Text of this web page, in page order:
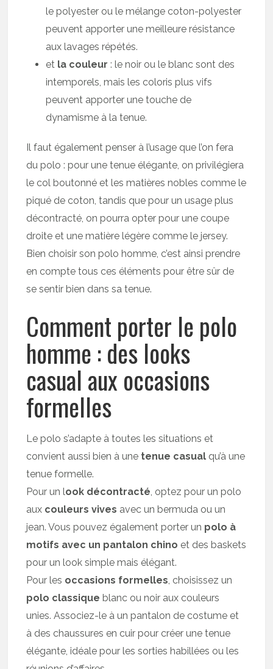
le polyester ou le mélange coton-polyester
peuvent apporter une meilleure résistance
aux lavages répétés.
et la couleur : le noir ou le blanc sont des
intemporels, mais les coloris plus vifs
peuvent apporter une touche de
dynamisme à la tenue.
Il faut également penser à l’usage que l’on fera
du polo : pour une tenue élégante, on privilégiera
le col boutonné et les matières nobles comme le
piqué de coton, tandis que pour un usage plus
décontracté, on pourra opter pour une coupe
droite et une matière légère comme le jersey.
Bien choisir son polo homme, c’est ainsi prendre
en compte tous ces éléments pour être sûr de
se sentir bien dans sa tenue.
Comment porter le polo
homme : des looks
casual aux occasions
formelles
Le polo s’adapte à toutes les situations et
convient aussi bien à une tenue casual qu’à une
tenue formelle.
Pour un look décontracté , optez pour un polo
aux couleurs vives avec un bermuda ou un
jean. Vous pouvez également porter un polo à
motifs avec un pantalon chino et des baskets
pour un look simple mais élégant.
Pour les occasions formelles , choisissez un
polo classique blanc ou noir aux couleurs
unies. Associez-le à un pantalon de costume et
à des chaussures en cuir pour créer une tenue
élégante, idéale pour les sorties habillées ou les